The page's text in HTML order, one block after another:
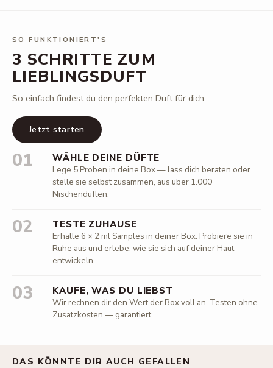
SO FUNKTIONIERT'S
3 SCHRITTE ZUM
LIEBLINGSDUFT
So einfach findest du den perfekten Duft für dich.
Jetzt starten
01 WÄHLE DEINE DÜFTE
Lege 5 Proben in deine Box — lass dich beraten oder
stelle sie selbst zusammen, aus über 1.000
Nischendüften.
02 TESTE ZUHAUSE
Erhalte 6 × 2 ml Samples in deiner Box. Probiere sie in
Ruhe aus und erlebe, wie sie sich auf deiner Haut
entwickeln.
03 KAUFE, WAS DU LIEBST
Wir rechnen dir den Wert der Box voll an. Testen ohne
Zusatzkosten — garantiert.
DAS KÖNNTE DIR AUCH GEFALLEN